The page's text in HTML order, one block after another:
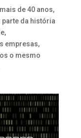
de 40 anos,
da história
empresas,
o mesmo